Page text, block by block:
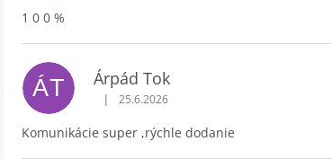
1 0 0 %
ÁT Árpád Tok
Hodnotenie obchodu je 5 z 5 hviezdičiek.
| 25.6.2026
Komunikácie super ,rýchle dodanie